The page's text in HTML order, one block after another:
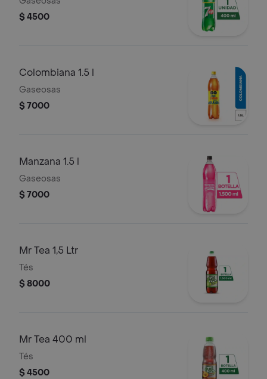
$ 4500
Colombiana 1.5 l
Gaseosas
$ 7000
Manzana 1.5 l
Gaseosas
$ 7000
Mr Tea 1,5 Ltr
Tés
$ 8000
Mr Tea 400 ml
Tés
$ 4500